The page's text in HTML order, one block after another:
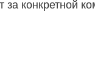
за конкретной